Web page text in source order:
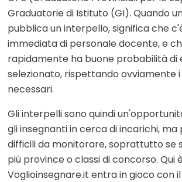
Graduatorie di Istituto (GI). Quando
pubblica un interpello, significa che
immediata di personale docente, e
rapidamente ha buone probabilità di
selezionato, rispettando ovviamente
necessari.
Gli interpelli sono quindi
gli insegnanti in cerca di incarichi, ma
difficili da monitorare, soprattutto se
più province o classi di concorso. Qui
Voglioinsegnare.it entra in gioco con il